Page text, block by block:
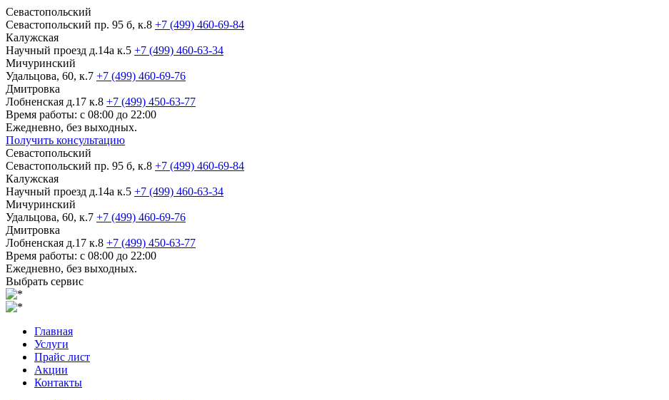
Севастопольский
Севастопольский пр. 95 б, к.8 +7 (499) 460-69-84
Калужская
Научный проезд д.14а к.5 +7 (499) 460-63-34
Мичуринский
Удальцова, 60, к.7 +7 (499) 460-69-76
Дмитровка
Лобненская д.17 к.8 +7 (499) 450-63-77
Время работы: с 08:00 до 22:00
Ежедневно, без выходных.
Получить консультацию
Севастопольский
Севастопольский пр. 95 б, к.8 +7 (499) 460-69-84
Калужская
Научный проезд д.14а к.5 +7 (499) 460-63-34
Мичуринский
Удальцова, 60, к.7 +7 (499) 460-69-76
Дмитровка
Лобненская д.17 к.8 +7 (499) 450-63-77
Время работы: с 08:00 до 22:00
Ежедневно, без выходных.
Выбрать сервис
Главная
Услуги
Прайс лист
Акции
Контакты